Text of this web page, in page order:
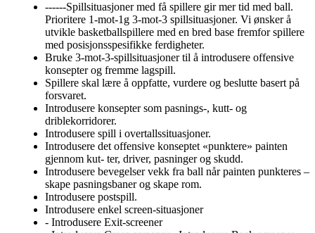
------Spillsituasjoner med få spillere gir mer tid med ball.
Prioritere 1-mot-1g 3-mot-3 spillsituasjoner. Vi ønsker å
utvikle basketballspillere med en bred base fremfor spillere
med posisjonsspesifikke ferdigheter.
Bruke 3-mot-3-spillsituasjoner til å introdusere offensive
konsepter og fremme lagspill.
Spillere skal lære å oppfatte, vurdere og beslutte basert på
forsvaret.
Introdusere konsepter som pasnings-, kutt- og
driblekorridorer.
Introdusere spill i overtallssituasjoner.
Introdusere det offensive konseptet «punktere» painten
gjennom kut- ter, driver, pasninger og skudd.
Introdusere bevegelser vekk fra ball når painten punkteres –
skape pasningsbaner og skape rom.
Introdusere postspill.
Introdusere enkel screen-situasjoner
- Introdusere Exit-screener